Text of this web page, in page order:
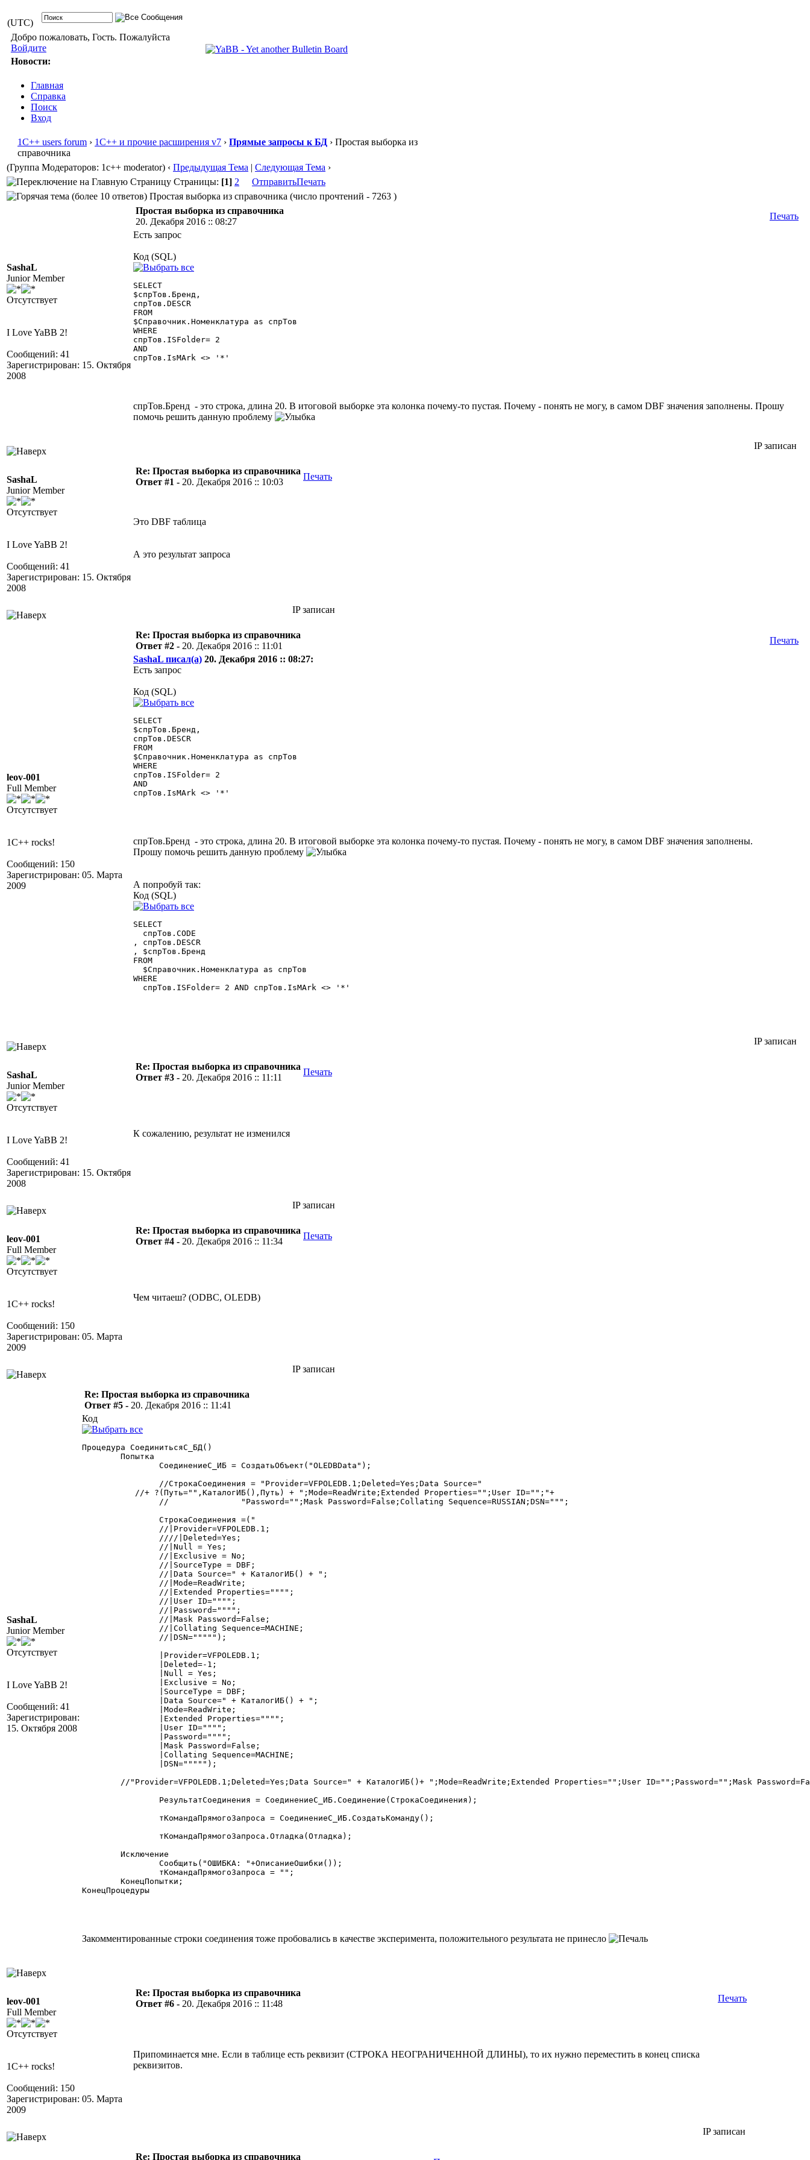
(UTC)
Добро пожаловать, Гость. Пожалуйста
Войдите
Новости:
Главная
Справка
Поиск
Вход
1С++ users forum › 1С++ и прочие расширения v7 › Прямые запросы к БД › Простая выборка из
справочника
(Группа Модераторов: 1c++ moderator) ‹ Предыдущая Тема | Следующая Тема ›
Страницы: [1] 2 ОтправитьПечать
Простая выборка из справочника (число прочтений - 7263 )
SashaL
Junior Member
Отсутствует
I Love YaBB 2!
Сообщений: 41
Зарегистрирован: 15. Октября
2008
Простая выборка из справочника
20. Декабря 2016 :: 08:27
Печать
Есть запрос
Код (SQL)
SELECT
$спрТов.Бренд,
спрТов.DESCR
FROM
$Справочник.Номенклатура as спрТов
WHERE
спрТов.ISFolder= 2
AND
спрТов.IsMArk <> '*'
спрТов.Бренд - это строка, длина 20. В итоговой выборке эта колонка почему-то пустая. Почему - понять не могу, в самом DBF значения заполнены. Прошу
помочь решить данную проблему
IP записан
SashaL
Junior Member
Отсутствует
I Love YaBB 2!
Сообщений: 41
Зарегистрирован: 15. Октября
2008
Re: Простая выборка из справочника
Ответ #1 - 20. Декабря 2016 :: 10:03
Печать
Это DBF таблица
А это результат запроса
IP записан
leov-001
Full Member
Отсутствует
1C++ rocks!
Сообщений: 150
Зарегистрирован: 05. Марта
2009
Re: Простая выборка из справочника
Ответ #2 - 20. Декабря 2016 :: 11:01
Печать
SashaL писал(а) 20. Декабря 2016 :: 08:27:
Есть запрос
Код (SQL)
SELECT
$спрТов.Бренд,
спрТов.DESCR
FROM
$Справочник.Номенклатура as спрТов
WHERE
спрТов.ISFolder= 2
AND
спрТов.IsMArk <> '*'
спрТов.Бренд - это строка, длина 20. В итоговой выборке эта колонка почему-то пустая. Почему - понять не могу, в самом DBF значения заполнены.
Прошу помочь решить данную проблему
А попробуй так:
Код (SQL)
SELECT
  спрТов.CODE
, спрТов.DESCR
, $спрТов.Бренд
FROM
  $Справочник.Номенклатура as спрТов
WHERE
  спрТов.ISFolder= 2 AND спрТов.IsMArk <> '*'
IP записан
SashaL
Junior Member
Отсутствует
I Love YaBB 2!
Сообщений: 41
Зарегистрирован: 15. Октября
2008
Re: Простая выборка из справочника
Ответ #3 - 20. Декабря 2016 :: 11:11
Печать
К сожалению, результат не изменился
IP записан
leov-001
Full Member
Отсутствует
1C++ rocks!
Сообщений: 150
Зарегистрирован: 05. Марта
2009
Re: Простая выборка из справочника
Ответ #4 - 20. Декабря 2016 :: 11:34
Печать
Чем читаеш? (ODBC, OLEDB)
IP записан
SashaL
Junior Member
Отсутствует
I Love YaBB 2!
Сообщений: 41
Зарегистрирован:
15. Октября 2008
Re: Простая выборка из справочника
Ответ #5 - 20. Декабря 2016 :: 11:41
Код
Процедура СоединитьсяС_БД()
//"Provider=VFPOLEDB.1;Deleted=Yes;Data Source=" + КаталогИБ()+ ";Mode=ReadWrite;Extended Properties="";User ID="";Password="";Mask
КонецПроцедуры
Закомментированные строки соединения тоже пробовались в качестве эксперимента, положительного результата не принесло
leov-001
Full Member
Отсутствует
1C++ rocks!
Сообщений: 150
Зарегистрирован: 05. Марта
2009
Re: Простая выборка из справочника
Ответ #6 - 20. Декабря 2016 :: 11:48
Печать
Припоминается мне. Если в таблице есть реквизит (СТРОКА НЕОГРАНИЧЕННОЙ ДЛИНЫ), то их нужно переместить в конец списка
реквизитов.
IP записан
Re: Простая выборка из справочника